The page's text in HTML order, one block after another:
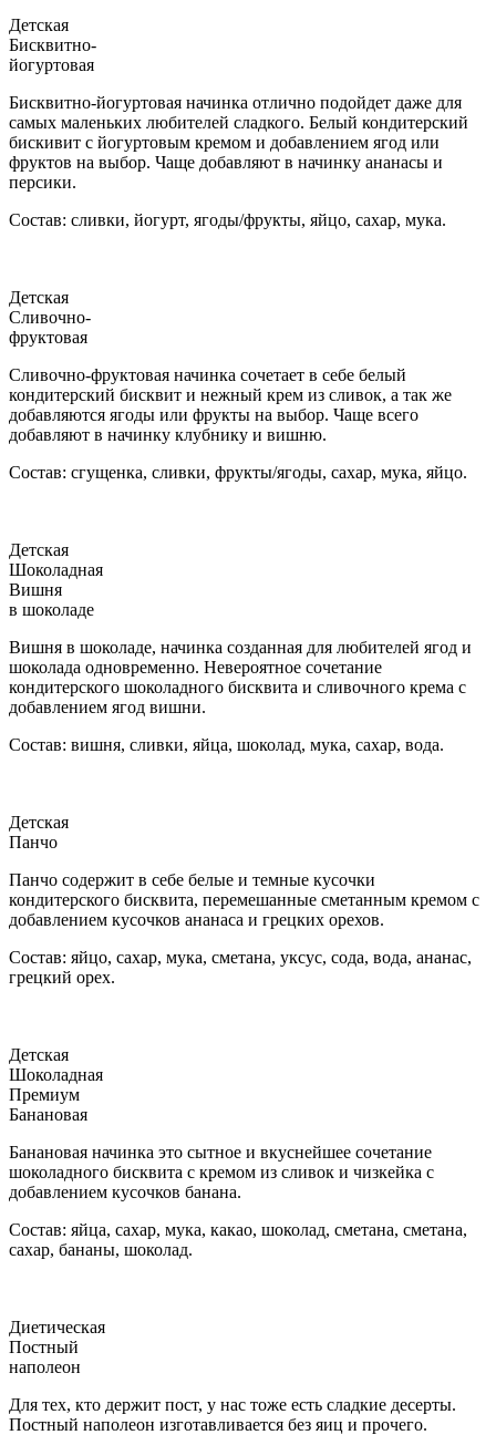
Детская
Бисквитно-
йогуртовая
Бисквитно-йогуртовая начинка отлично подойдет даже для
самых маленьких любителей сладкого. Белый кондитерский
бискивит с йогуртовым кремом и добавлением ягод или
фруктов на выбор. Чаще добавляют в начинку ананасы и
персики.
Состав: сливки, йогурт, ягоды/фрукты, яйцо, сахар, мука.
Детская
Сливочно-
фруктовая
Сливочно-фруктовая начинка сочетает в себе белый
кондитерский бисквит и нежный крем из сливок, а так же
добавляются ягоды или фрукты на выбор. Чаще всего
добавляют в начинку клубнику и вишню.
Состав: сгущенка, сливки, фрукты/ягоды, сахар, мука, яйцо.
Детская
Шоколадная
Вишня
в шоколаде
Вишня в шоколаде, начинка созданная для любителей ягод и
шоколада одновременно. Невероятное сочетание
кондитерского шоколадного бисквита и сливочного крема с
добавлением ягод вишни.
Состав: вишня, сливки, яйца, шоколад, мука, сахар, вода.
Детская
Панчо
Панчо содержит в себе белые и темные кусочки
кондитерского бисквита, перемешанные сметанным кремом с
добавлением кусочков ананаса и грецких орехов.
Состав: яйцо, сахар, мука, сметана, уксус, сода, вода, ананас,
грецкий орех.
Детская
Шоколадная
Премиум
Банановая
Банановая начинка это сытное и вкуснейшее сочетание
шоколадного бисквита с кремом из сливок и чизкейка с
добавлением кусочков банана.
Состав: яйца, сахар, мука, какао, шоколад, сметана, сметана,
сахар, бананы, шоколад.
Диетическая
Постный
наполеон
Для тех, кто держит пост, у нас тоже есть сладкие десерты.
Постный наполеон изготавливается без яиц и прочего.